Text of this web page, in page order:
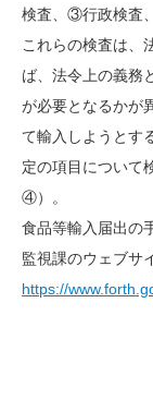
検査、③行政検査
これらの検査は、
ば、法令上の義務
が必要となるかが
て輸入しようとす
定の項目について
④）。
食品等輸入届出の
監視課のウェブサ
https://